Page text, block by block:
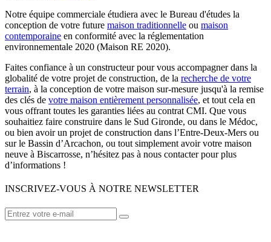
Notre équipe commerciale étudiera avec le Bureau d'études la
conception de votre future maison traditionnelle ou maison
contemporaine en conformité avec la réglementation
environnementale 2020 (Maison RE 2020).
Faites confiance à un constructeur pour vous accompagner dans la
globalité de votre projet de construction, de la recherche de votre
terrain, à la conception de votre maison sur-mesure jusqu'à la remise
des clés de votre maison entièrement personnalisée, et tout cela en
vous offrant toutes les garanties liées au contrat CMI. Que vous
souhaitiez faire construire dans le Sud Gironde, ou dans le Médoc,
ou bien avoir un projet de construction dans l’Entre-Deux-Mers ou
sur le Bassin d’Arcachon, ou tout simplement avoir votre maison
neuve à Biscarrosse, n’hésitez pas à nous contacter pour plus
d’informations !
INSCRIVEZ-VOUS À NOTRE NEWSLETTER